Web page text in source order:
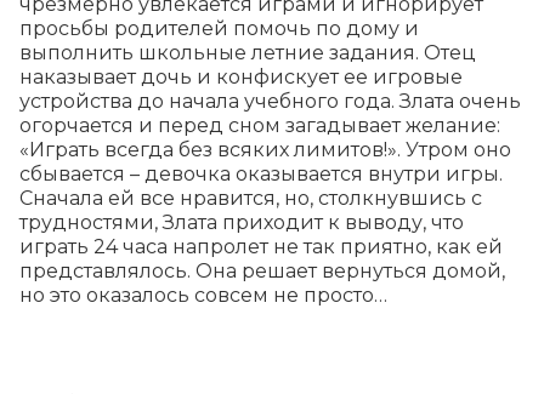
просьбы родителей помочь по дому и
выполнить школьные летние задания. Отец
наказывает дочь и конфискует ее игровые
устройства до начала учебного года. Злата очень
огорчается и перед сном загадывает желание:
«Играть всегда без всяких лимитов!». Утром оно
сбывается – девочка оказывается внутри игры.
Сначала ей все нравится, но, столкнувшись с
трудностями, Злата приходит к выводу, что
играть 24 часа напролет не так приятно, как ей
представлялось. Она решает вернуться домой,
но это оказалось совсем не просто…